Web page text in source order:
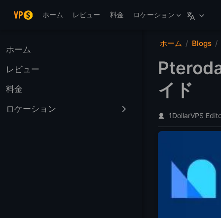
ホーム
レビュー 料金 ロケーション
ホーム
レビュー
料金
ロケーション
ホーム Blogs
イド
1DollarVPS